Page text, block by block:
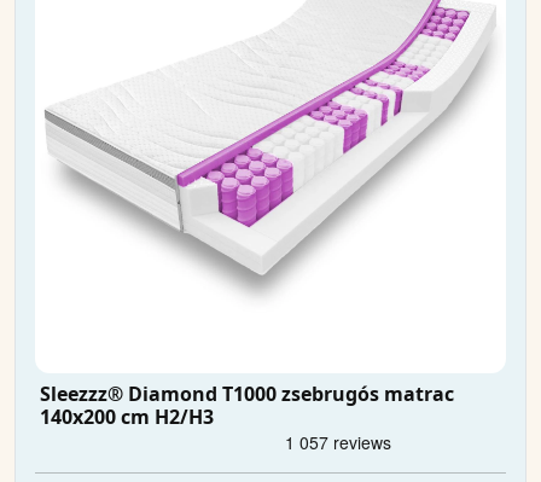
Sleezzz® Diamond T1000 zsebrugós matrac
140x200 cm H2/H3